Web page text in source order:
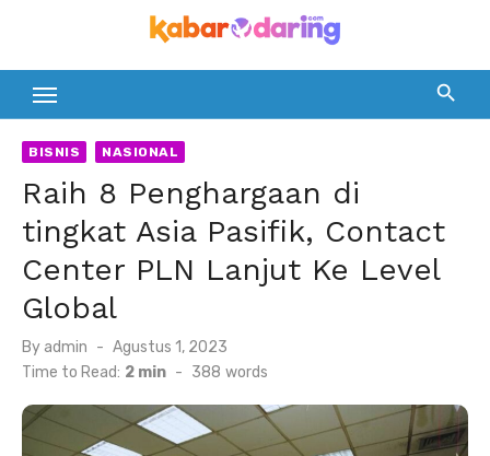
content
BISNIS NASIONAL
Raih 8 Penghargaan di
tingkat Asia Pasifik, Contact
Center PLN Lanjut Ke Level
Global
By admin
Posted
on
Agustus 1, 2023
Time to Read: 2 min - 388 words